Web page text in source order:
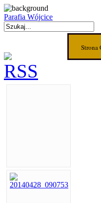
Parafia Wójcice
Strona